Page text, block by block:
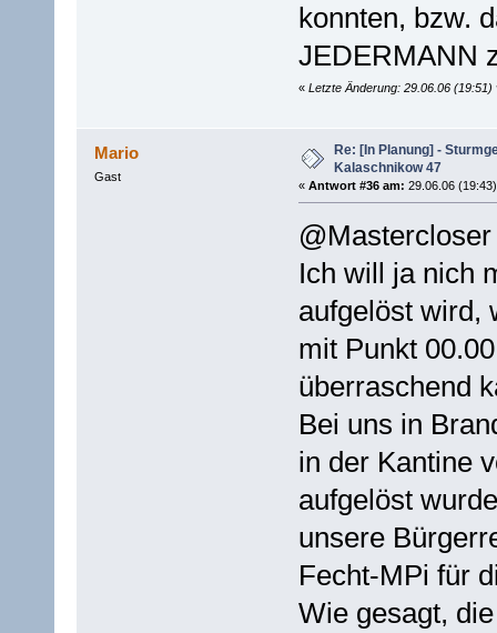
konnten, bzw.
JEDERMANN
« Letzte Änderung: 29.06.06 (19:51)
Mario
Gast
Re: [In Planung] -
Kalaschnikow 47
« Antwort #36 am: 29.06.06
@Mastercloser
Ich will ja nich
aufgelöst wird,
mit Punkt
überraschend
Bei uns in
in der Kantine
aufgelöst
unsere
Fecht-MPi für
Wie gesagt,